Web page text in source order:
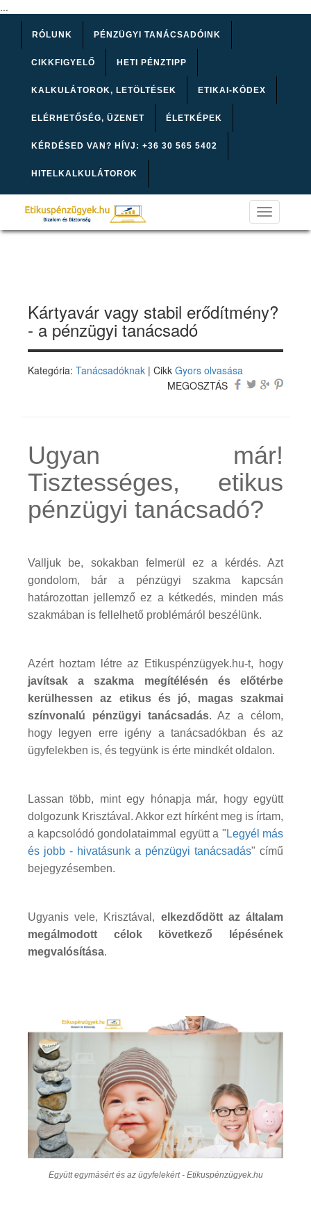
...
RÓLUNK PÉNZÜGYI TANÁCSADÓINK
CIKKFIGYELŐ HETI PÉNZTIPP
KALKULÁTOROK, LETÖLTÉSEK ETIKAI-KÓDEX
ELÉRHETŐSÉG, ÜZENET ÉLETKÉPEK
KÉRDÉSED VAN? HÍVJ: +36 30 565 5402
HITELKALKULÁTOROK
Toggle
navigation
Kártyavár vagy stabil erődítmény?
- a pénzügyi tanácsadó
Kategória: Tanácsadóknak | Cikk Gyors olvasása
MEGOSZTÁS
Ugyan már!
Tisztességes, etikus
pénzügyi tanácsadó?
Valljuk be, sokakban felmerül ez a kérdés. Azt
gondolom, bár a pénzügyi szakma kapcsán
határozottan jellemző ez a kétkedés, minden más
szakmában is fellelhető problémáról beszélünk.
Azért hoztam létre az Etikuspénzügyek.hu-t, hogy
javítsak a szakma megítélésén és előtérbe
kerülhessen az etikus és jó, magas szakmai
színvonalú pénzügyi tanácsadás. Az a célom,
hogy legyen erre igény a tanácsadókban és az
ügyfelekben is, és tegyünk is érte mindkét oldalon.
Lassan több, mint egy hónapja már, hogy együtt
dolgozunk Krisztával. Akkor ezt hírként meg is írtam,
a kapcsolódó gondolataimmal együtt a " Legyél más
és jobb - hivatásunk a pénzügyi tanácsadás" című
bejegyzésemben.
Ugyanis vele, Krisztával, elkezdődött az általam
megálmodott célok következő lépésének
megvalósítása.
Együtt egymásért és az ügyfelekért - Etikuspénzügyek.hu